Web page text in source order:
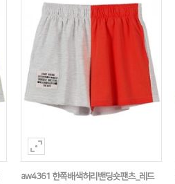
aw4361 한쪽배색허리밴딩숏팬츠_레드